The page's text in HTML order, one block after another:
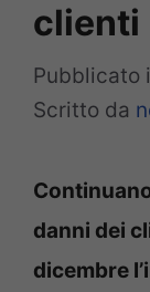
clienti
Pubblicato
Scritto da
danni dei
dicembre